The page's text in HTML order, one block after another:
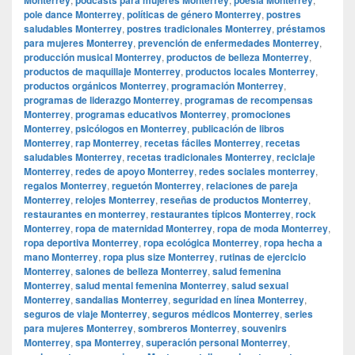
pole dance Monterrey, políticas de género Monterrey, postres
saludables Monterrey, postres tradicionales Monterrey, préstamos
para mujeres Monterrey, prevención de enfermedades Monterrey,
producción musical Monterrey, productos de belleza Monterrey,
productos de maquillaje Monterrey, productos locales Monterrey,
productos orgánicos Monterrey, programación Monterrey,
programas de liderazgo Monterrey, programas de recompensas
Monterrey, programas educativos Monterrey, promociones
Monterrey, psicólogos en Monterrey, publicación de libros
Monterrey, rap Monterrey, recetas fáciles Monterrey, recetas
saludables Monterrey, recetas tradicionales Monterrey, reciclaje
Monterrey, redes de apoyo Monterrey, redes sociales monterrey,
regalos Monterrey, reguetón Monterrey, relaciones de pareja
Monterrey, relojes Monterrey, reseñas de productos Monterrey,
restaurantes en monterrey, restaurantes típicos Monterrey, rock
Monterrey, ropa de maternidad Monterrey, ropa de moda Monterrey,
ropa deportiva Monterrey, ropa ecológica Monterrey, ropa hecha a
mano Monterrey, ropa plus size Monterrey, rutinas de ejercicio
Monterrey, salones de belleza Monterrey, salud femenina
Monterrey, salud mental femenina Monterrey, salud sexual
Monterrey, sandalias Monterrey, seguridad en línea Monterrey,
seguros de viaje Monterrey, seguros médicos Monterrey, series
para mujeres Monterrey, sombreros Monterrey, souvenirs
Monterrey, spa Monterrey, superación personal Monterrey,